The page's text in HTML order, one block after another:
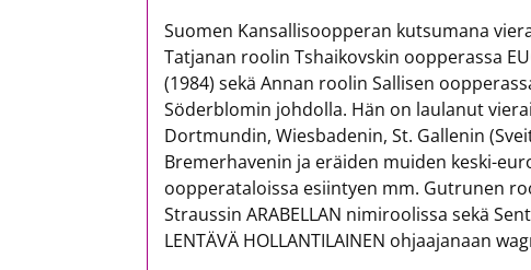
Suomen Kansallisoopperan kutsumana
Tatjanan roolin Tshaikovskin oopperassa
(1984) sekä Annan roolin Sallisen
Söderblomin johdolla. Hän on laulanut
Dortmundin, Wiesbadenin, St. Gallenin
Bremerhavenin ja eräiden muiden keski-
oopperataloissa esiintyen mm. Gutrunen
Straussin ARABELLAN nimiroolissa sekä
LENTÄVÄ HOLLANTILAINEN ohjaajanaan